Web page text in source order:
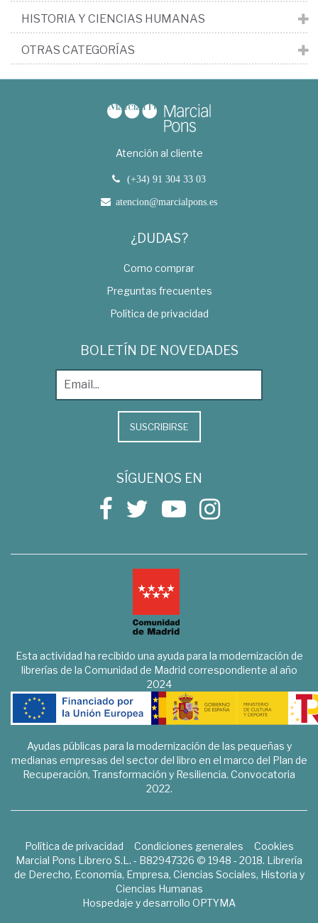
HISTORIA Y CIENCIAS HUMANAS
OTRAS CATEGORÍAS
Atención al cliente
(+34) 91 304 33 03
atencion@marcialpons.es
¿DUDAS?
Como comprar
Preguntas frecuentes
Política de privacidad
BOLETÍN DE NOVEDADES
SUSCRIBIRSE
SÍGUENOS EN
Esta actividad ha recibido una ayuda para la modernización de
librerías de la Comunidad de Madrid correspondiente al año
2024
Ayudas públicas para la modernización de las pequeñas y
medianas empresas del sector del libro en el marco del Plan de
Recuperación, Transformación y Resiliencia. Convocatoria
2022.
Política de privacidad Condiciones generales
Cookies
Marcial Pons Librero S.L. - B82947326 © 1948 - 2018. Librería
de Derecho, Economía, Empresa, Ciencias Sociales, Historia y
Ciencias Humanas
Hospedaje y desarrollo OPTYMA